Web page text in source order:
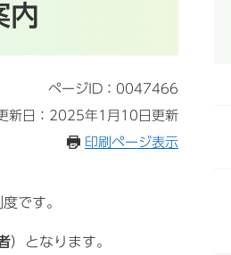
内
ページID：0047466
新日：2025年1月10日更新
印刷ページ表示
です。
）となります。